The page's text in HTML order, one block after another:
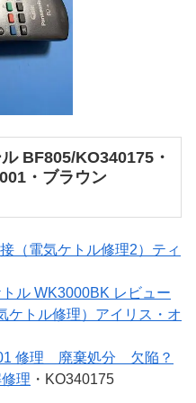
BF805/KO340175・
・ブラウン
（電気ケトル修理2）ティ
ル WK3000BK レビュー
ケトル修理）アイリス・オ
修理 廃棄処分 欠陥？
理 ・KO340175